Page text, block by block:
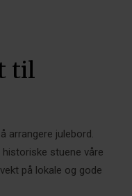
til
arrangere julebord.
stuene våre
på lokale og gode